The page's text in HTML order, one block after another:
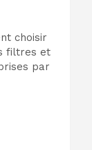
choisir
filtres et
par